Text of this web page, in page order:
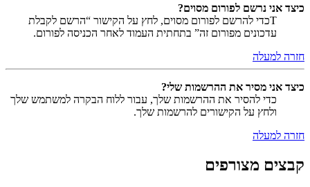
כיצד אני נרשם לפורום מסוים?
Tכדי להרשם לפורום מסוים, לחץ על הקישור “הרשם לקבלת
עדכונים מפורום זה” בתחתית העמוד לאחר הכניסה לפורום.
חזרה למעלה
כיצד אני מסיר את ההרשמות שלי?
כדי להסיר את ההרשמות שלך, עבור ללוח הבקרה למשתמש שלך
ולחץ על הקישורים להרשמות שלך.
חזרה למעלה
קבצים מצורפים